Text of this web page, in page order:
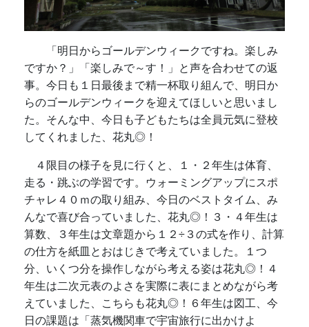
「明日からゴールデンウィークですね。楽しみ
ですか？」「楽しみで～す！」と声を合わせての返
事。今日も１日最後まで精一杯取り組んで、明日か
らのゴールデンウィークを迎えてほしいと思いまし
た。そんな中、今日も子どもたちは全員元気に登校
してくれました、花丸◎！
４限目の様子を見に行くと、１・２年生は体育、
走る・跳ぶの学習です。ウォーミングアップにスポ
チャレ４０ｍの取り組み、今日のベストタイム、み
んなで喜び合っていました、花丸◎！３・４年生は
算数、３年生は文章題から１２÷３の式を作り、計算
の仕方を紙皿とおはじきで考えていました。１つ
分、いくつ分を操作しながら考える姿は花丸◎！４
年生は二次元表のよさを実際に表にまとめながら考
えていました、こちらも花丸◎！６年生は図工、今
日の課題は「蒸気機関車で宇宙旅行に出かけよ